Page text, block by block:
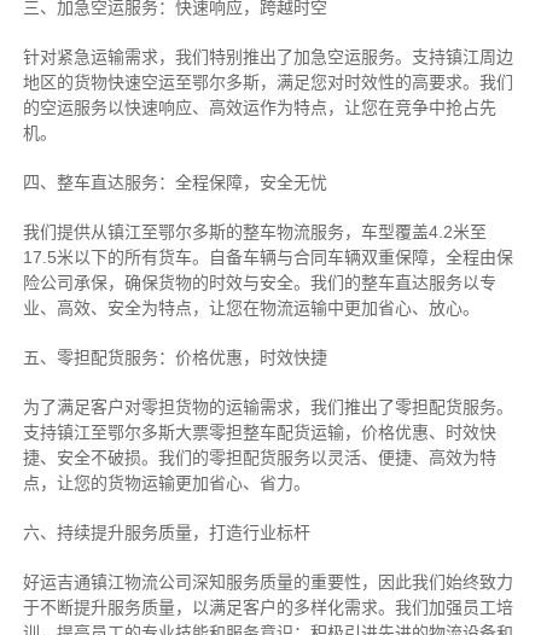
三、加急空运服务：快速响应，跨越时空
针对紧急运输需求，我们特别推出了加急空运服务。支持镇江周边
地区的货物快速空运至鄂尔多斯，满足您对时效性的高要求。我们
的空运服务以快速响应、高效运作为特点，让您在竞争中抢占先
机。
四、整车直达服务：全程保障，安全无忧
我们提供从镇江至鄂尔多斯的整车物流服务，车型覆盖4.2米至
17.5米以下的所有货车。自备车辆与合同车辆双重保障，全程由保
险公司承保，确保货物的时效与安全。我们的整车直达服务以专
业、高效、安全为特点，让您在物流运输中更加省心、放心。
五、零担配货服务：价格优惠，时效快捷
为了满足客户对零担货物的运输需求，我们推出了零担配货服务。
支持镇江至鄂尔多斯大票零担整车配货运输，价格优惠、时效快
捷、安全不破损。我们的零担配货服务以灵活、便捷、高效为特
点，让您的货物运输更加省心、省力。
六、持续提升服务质量，打造行业标杆
好运吉通镇江物流公司深知服务质量的重要性，因此我们始终致力
于不断提升服务质量，以满足客户的多样化需求。我们加强员工培